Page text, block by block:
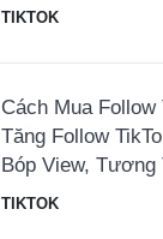
TIKTOK
Cách Mua Follow
Tăng Follow
Bóp View, Tương
TIKTOK